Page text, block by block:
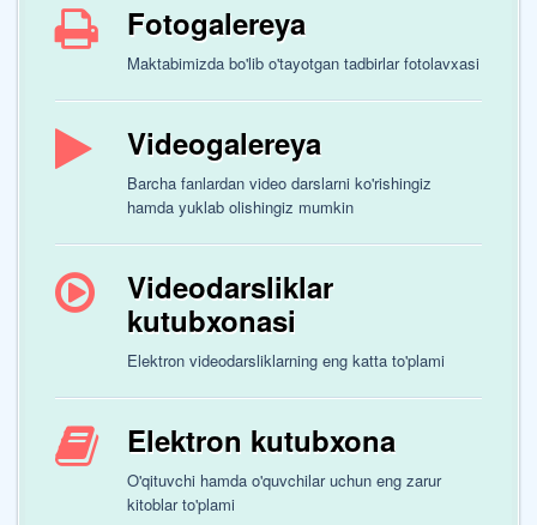
Fotogalereya
Maktabimizda bo'lib o'tayotgan tadbirlar fotolavxasi
Videogalereya
Barcha fanlardan video darslarni ko'rishingiz
hamda yuklab olishingiz mumkin
Videodarsliklar
kutubxonasi
Elektron videodarsliklarning eng katta to'plami
Elektron kutubxona
O'qituvchi hamda o'quvchilar uchun eng zarur
kitoblar to'plami